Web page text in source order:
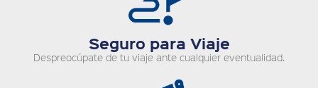
Seguro para Viaje
Despreocúpate de tu viaje ante cualquier eventualidad.